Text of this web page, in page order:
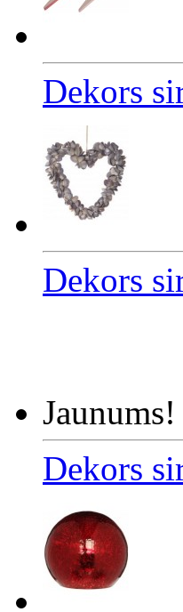
Dekors
Dekors
Jaunums!
Dekors